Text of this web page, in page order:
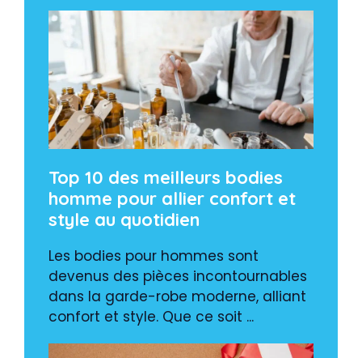
Top 10 des meilleurs bodies
homme pour allier confort et
style au quotidien
Les bodies pour hommes sont
devenus des pièces incontournables
dans la garde-robe moderne, alliant
confort et style. Que ce soit ...